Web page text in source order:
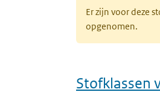
Er zijn voor deze
opgenomen.
Stofklassen